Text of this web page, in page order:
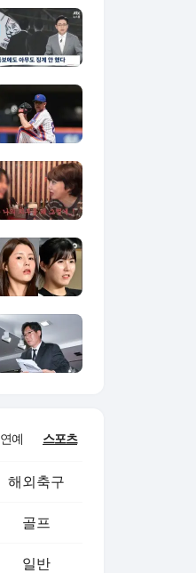
연예 스포츠
해외축구
골프
일반